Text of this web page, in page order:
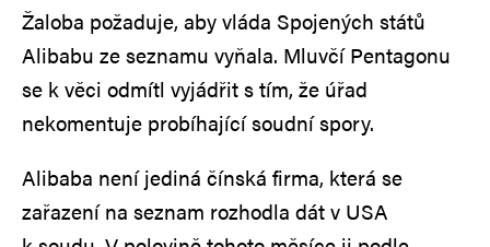
Žaloba požaduje, aby vláda Spojených států
Alibabu ze seznamu vyňala. Mluvčí Pentagonu
se k věci odmítl vyjádřit s tím, že úřad
nekomentuje probíhající soudní spory.
Alibaba není jediná čínská firma, která se
zařazení na seznam rozhodla dát v USA